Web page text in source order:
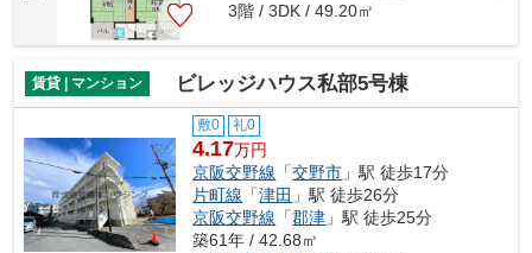
3階 / 3DK / 49.20㎡
賃貸 | マンション ビレッジハウス私部5号棟
敷0 礼0
4.17万円
京阪交野線 「交野市 」駅 徒歩17分
片町線 「津田 」駅 徒歩26分
京阪交野線 「郡津 」駅 徒歩25分
築61年 / 42.68㎡